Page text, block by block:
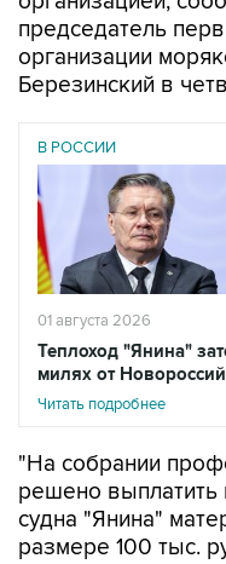
председатель
организации
Березинский в
В РОССИИ
01 августа 2026
Теплоход "Янина"
милях от
Читать подробнее
"На собрании
решено выплатить
судна "Янина"
размере 100 тыс.